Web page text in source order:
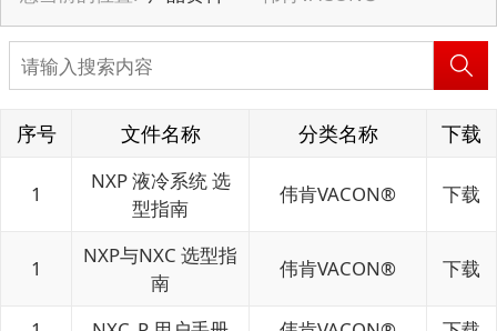
序号 文件名称 分类名称 下载
1
NXP 液冷系统 选
型指南
伟肯VACON® 下载
1
NXP与NXC 选型指
南
伟肯VACON® 下载